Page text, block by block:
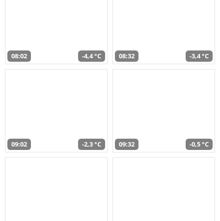
08:02 -4,4 °C 08:32 -3,4 °C
09:02 -2,3 °C 09:32 -0,5 °C